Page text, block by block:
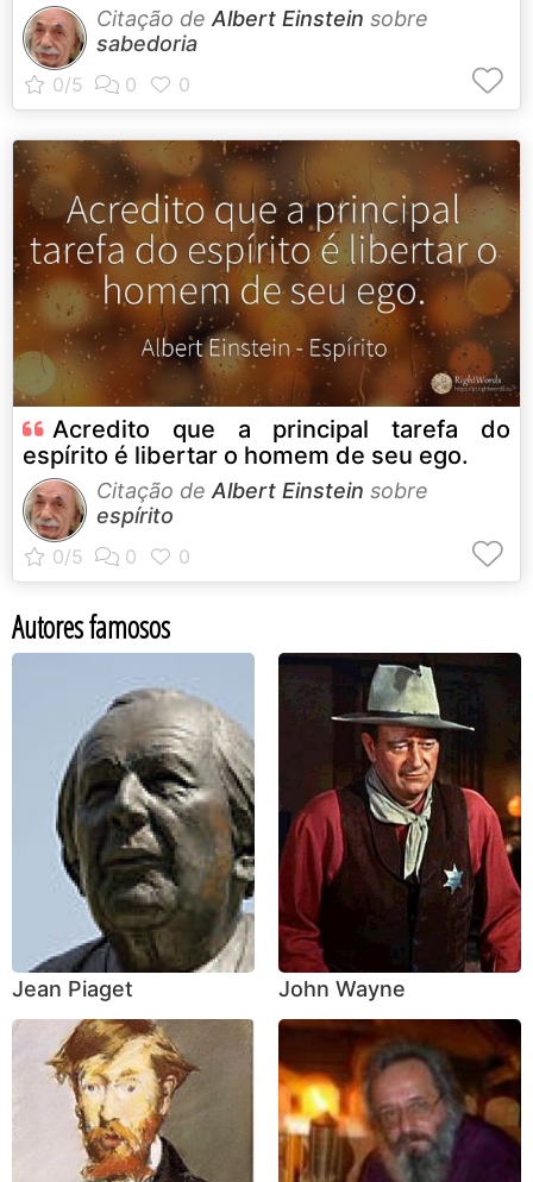
Citação de Albert Einstein sobre
sabedoria
Acredito que a principal tarefa do
espírito é libertar o homem de seu ego.
Citação deAlbert Einstein sobre
espírito
Autores famosos
Jean Piaget John Wayne